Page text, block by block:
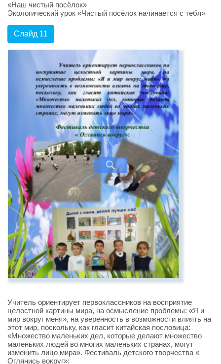
«Наш чистый посёлок»
Экологический урок «Чистый посёлок начинается с тебя»
Слайд 11
Учитель ориентирует первоклассников на восприятие
целостной картины мира, на осмысление проблемы: «Я и
мир вокруг меня», на уверенность в возможности влиять на
этот мир, поскольку, как гласит китайская пословица:
«Множество маленьких дел, которые делают множество
маленьких людей во многих маленьких странах, могут
изменить лицо мира». Фестиваль детского творчества «
Оглянись вокруг»: